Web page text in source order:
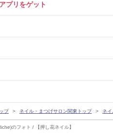
のフォト / 【押し花ネイル】
プリをゲット
プ ネイル・まつげサロン関東トップ ネ